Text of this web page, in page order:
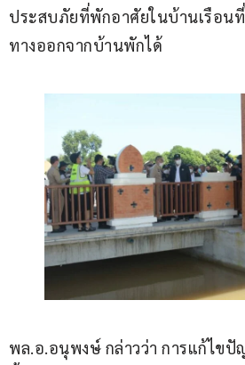
ประสบภัยที่พักอาศัยในบ้านเรือนที่
ทางออกจากบ้านพักได้
พล.อ.อนุพงษ์ กล่าวว่า การแก้ไข